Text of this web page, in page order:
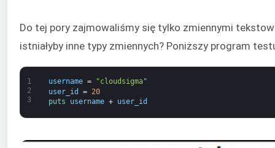
Do tej pory zajmowaliśmy się tylko zmiennymi
istniałyby inne typy zmiennych? Poniższy program
1
2
3
username =
"cloudsigma"
user_id
=
20
puts
username + user_id